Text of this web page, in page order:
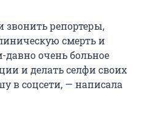
звонить репортеры,
смерть и
очень больное
и делать селфи своих
в соцсети, — написала